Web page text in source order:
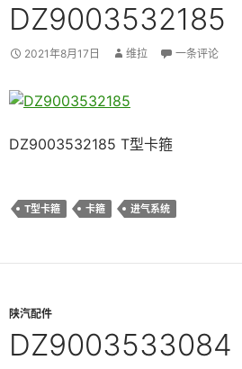
DZ9003532185
2021年8月17日 维拉 一条评论
DZ9003532185 T型卡箍
T型卡箍 卡箍 进气系统
陕汽配件
DZ9003533084